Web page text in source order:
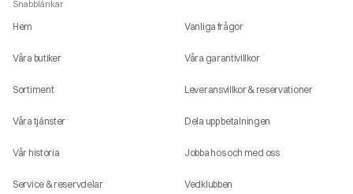
Snabblänkar
Hem
Våra butiker
Sortiment
Våra tjänster
Vår historia
Service & reservdelar
Vanliga frågor
Våra garantivillkor
Leveransvillkor & reservationer
Dela upp betalningen
Jobba hos och med oss
Vedklubben